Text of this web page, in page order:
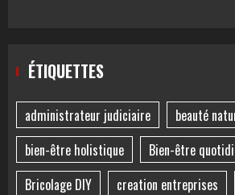
ÉTIQUETTES
administrateur judiciaire
beauté
bien-être holistique
Bien-être
Bricolage DIY
creation entreprises